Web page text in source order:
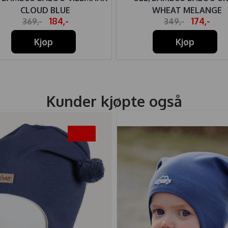
CLOUD BLUE
369,-
184,-
Kjøp
WHEAT MELANGE
349,-
174,-
Kjøp
Kunder kjøpte også